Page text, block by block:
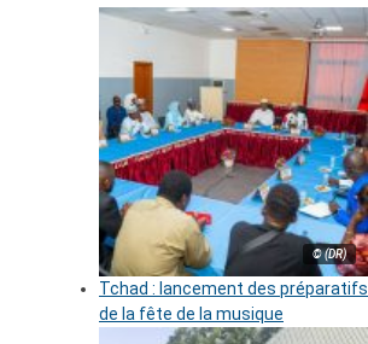
© (DR)
Tchad : lancement des préparatifs
de la fête de la musique